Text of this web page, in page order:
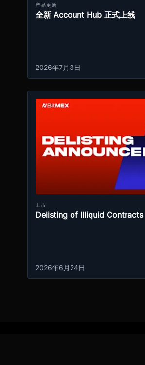
产品更新
全新 Account Hub 正式上线
2026年7月3日
上市
Delisting of Illiquid
2026年6月24日